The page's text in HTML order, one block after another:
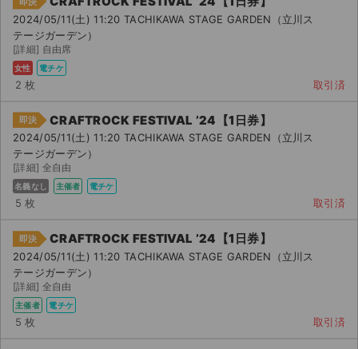
2024/05/11(土) 11:20 TACHIKAWA STAGE GARDEN（立川ス
テージガーデン）
[詳細] 自由席
女性 電チケ
2 枚 取引済
即決 CRAFTROCK FESTIVAL ’24【1日券】
2024/05/11(土) 11:20 TACHIKAWA STAGE GARDEN（立川ス
テージガーデン）
[詳細] 全自由
名義なし 主催者 電チケ
5 枚 取引済
即決 CRAFTROCK FESTIVAL ’24【1日券】
2024/05/11(土) 11:20 TACHIKAWA STAGE GARDEN（立川ス
テージガーデン）
[詳細] 全自由
主催者 電チケ
5 枚 取引済